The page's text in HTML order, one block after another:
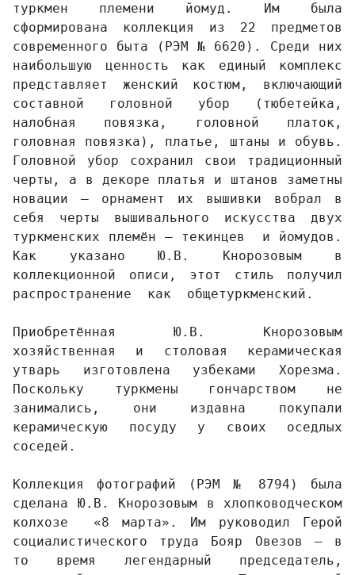
туркмен племени йомуд. Им была
сформирована коллекция из 22 предметов
современного быта (РЭМ № 6620). Среди них
наибольшую ценность как единый комплекс
представляет женский костюм, включающий
составной головной убор (тюбетейка,
налобная повязка, головной платок,
головная повязка), платье, штаны и обувь.
Головной убор сохранил свои традиционный
черты, а в декоре платья и штанов заметны
новации – орнамент их вышивки вобрал в
себя черты вышивального искусства двух
туркменских племён – текинцев  и йомудов.
Как указано Ю.В. Кнорозовым в
коллекционной описи, этот стиль получил
распространение  как  общетуркменский.
Приобретённая Ю.В. Кнорозовым
хозяйственная и столовая керамическая
утварь изготовлена узбеками Хорезма.
Поскольку туркмены гончарством не
занимались, они издавна покупали
керамическую посуду у своих оседлых
соседей.
Коллекция фотографий (РЭМ № 8794) была
сделана Ю.В. Кнорозовым в хлопководческом
колхозе  «8 марта». Им руководил Герой
социалистического труда Бояр Овезов – в
то время легендарный председатель,